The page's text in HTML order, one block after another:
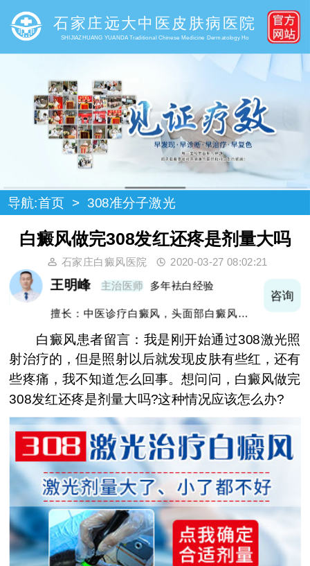
石家庄远大中医皮肤病医院
SHIJIAZHUANG YUANDA Traditional Chinese Medicine Dermatology Ho
导航:首页 > 308准分子激光
白癜风做完308发红还疼是剂量大吗
石家庄白癜风医院 2020-03-27 08:02:21
王明峰 主治医师 多年袪白经验
擅长：中医诊疗白癜风，头面部白癜风，青
咨询
白癜风患者留言：我是刚开始通过308激光照
射治疗的，但是照射以后就发现皮肤有些红，还有
些疼痛，我不知道怎么回事。想问问，白癜风做完
308发红还疼是剂量大吗?这种情况应该怎么办?